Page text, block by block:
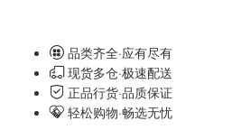
品类齐全·应有尽有
现货多仓·极速配送
正品行货·品质保证
轻松购物·畅选无忧